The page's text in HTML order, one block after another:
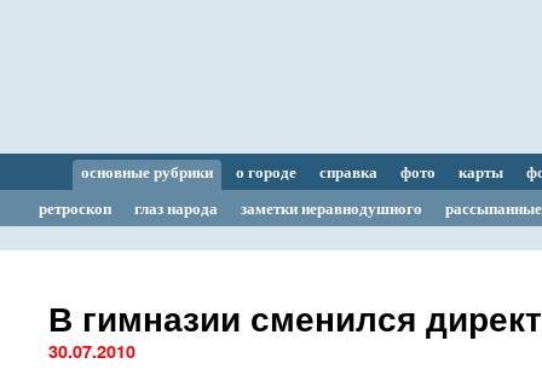
основные рубрики о городе справка фото карты
ретроскоп
глаз народа заметки неравнодушного
В гимназии сменился
30.07.2010